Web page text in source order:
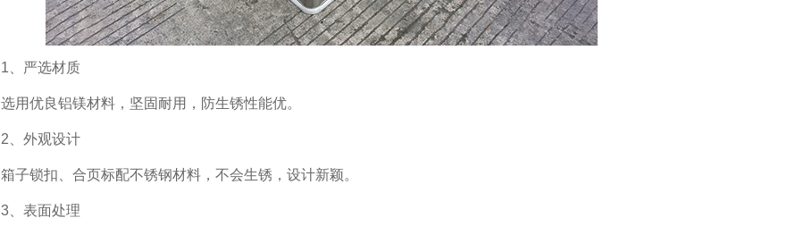
1、严选材质
选用优良铝镁材料，坚固耐用，防生锈性能优。
2、外观设计
箱子锁扣、合页标配不锈钢材料，不会生锈，设计新颖。
3、表面处理